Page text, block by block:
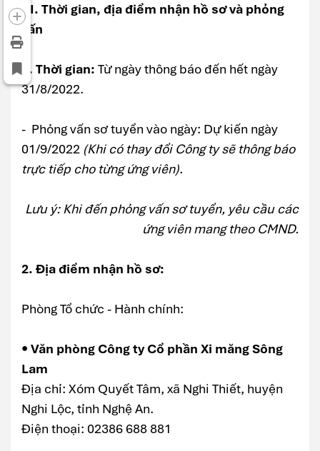
VI. Thời gian, địa điểm nhận hồ sơ và phỏng
vấn
1. Thời gian: Từ ngày thông báo đến hết ngày
31/8/2022.
- Phỏng vấn sơ tuyển vào ngày: Dự kiến ngày
01/9/2022 (Khi có thay đổi Công ty sẽ thông báo
trực tiếp cho từng ứng viên).
Lưu ý: Khi đến phỏng vấn sơ tuyển, yêu cầu các
ứng viên mang theo CMND.
2. Địa điểm nhận hồ sơ:
Phòng Tổ chức - Hành chính:
• Văn phòng Công ty Cổ phần Xi măng Sông
Lam
Địa chỉ: Xóm Quyết Tâm, xã Nghi Thiết, huyện
Nghi Lộc, tỉnh Nghệ An.
Điện thoại: 02386 688 881